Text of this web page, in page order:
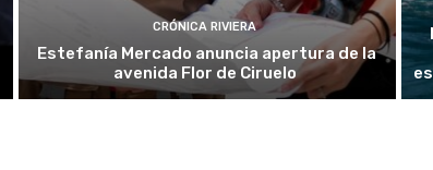
CRÓNICA RIVIERA
Estefanía Mercado anuncia apertura de la
avenida Flor de Ciruelo